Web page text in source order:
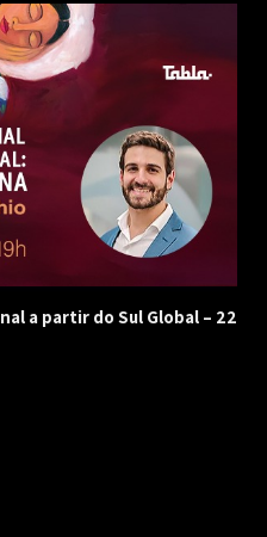
a partir do Sul Global – 22